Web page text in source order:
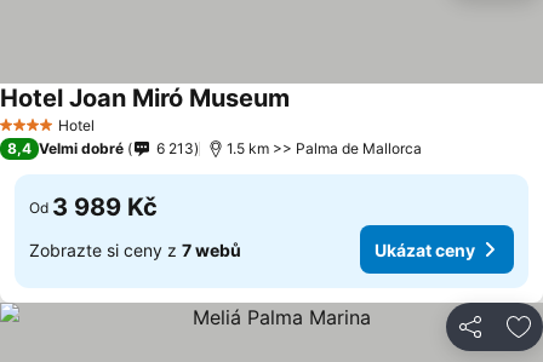
4 Počet hvězdiček
Hotel
Hotel Joan Miró Museum
8,4 Velmi dobré 6 213 1.5 km >> Palma de Mallorca
Od 3 989 Kč
Zobrazte si ceny z 7 webů Ukázat ceny
Sdílet